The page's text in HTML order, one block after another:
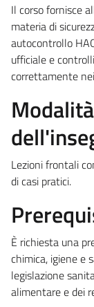
Il corso fornisce
materia di
autocontrollo
ufficiale e
correttamente
Lezioni frontali
di casi pratici.
È richiesta una
chimica, igiene e
legislazione
alimentare e dei